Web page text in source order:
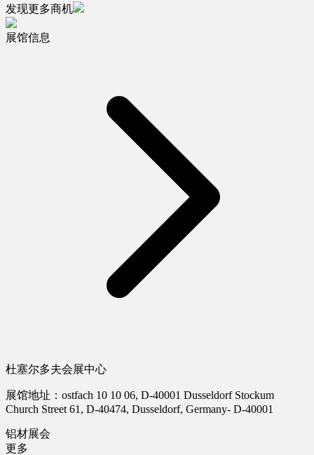
发现更多商机
展馆信息
杜塞尔多夫会展中心
展馆地址：ostfach 10 10 06, D-40001 Dusseldorf Stockum
Church Street 61, D-40474, Dusseldorf, Germany- D-40001
铝材展会
更多